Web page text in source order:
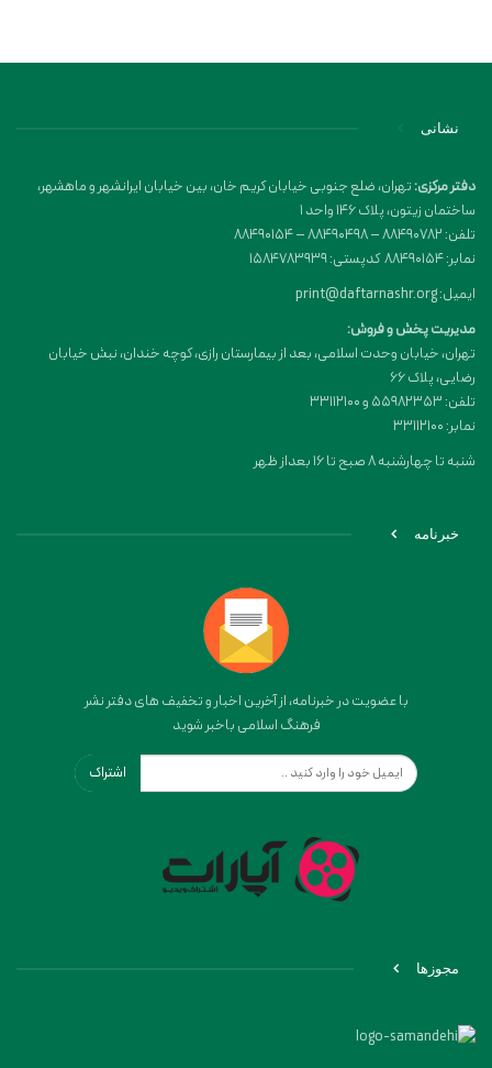
نشانی
دفتر مرکزی:تهران، ضلع جنوبی خیابان کریم خان، بین خیابان ایرانشهر و ماهشهر،
ساختمان زیتون، پلاک 146 واحد 1
تلفن: 88490782 – 88490498 – 88490154
نمابر: 88490154 کدپستی: 1584783939
ایمیل: print@daftarnashr.org
مدیریت پخش و فروش:
تهران، خیابان وحدت اسلامی، بعد از بیمارستان رازی، کوچه خندان، نبش خیابان
رضایی، پلاک ۶۶
تلفن: 55982353 و 33112100
نمابر: 33112100
شنبه تا چهارشنبه 8 صبح تا 16 بعداز ظهر
خبرنامه
با عضویت در خبرنامه، از آخرین اخبار و تخفیف های دفتر نشر
فرهنگ اسلامی باخبر شوید
اشتراک
مجوزها